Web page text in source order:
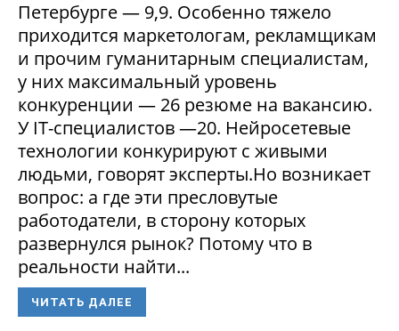
Петербурге — 9,9. Особенно тяжело
приходится маркетологам, рекламщикам
и прочим гуманитарным специалистам,
у них максимальный уровень
конкуренции — 26 резюме на вакансию.
У IT-специалистов —20. Нейросетевые
технологии конкурируют с живыми
людьми, говорят эксперты.Но возникает
вопрос: а где эти пресловутые
работодатели, в сторону которых
развернулся рынок? Потому что в
реальности найти...
ЧИТАТЬ ДАЛЕЕ